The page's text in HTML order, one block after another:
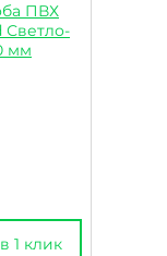
ПВХ
Светло-
мм
1 клик